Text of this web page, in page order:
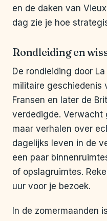
en de daken van
dag zie je hoe
Rondleiding en
De rondleiding door
militaire geschiedenis
Fransen en later de
verdedigde. Verwacht
maar verhalen over
dagelijks leven in de
een paar
of opslagruimtes.
uur voor je bezoek.
In de zomermaanden